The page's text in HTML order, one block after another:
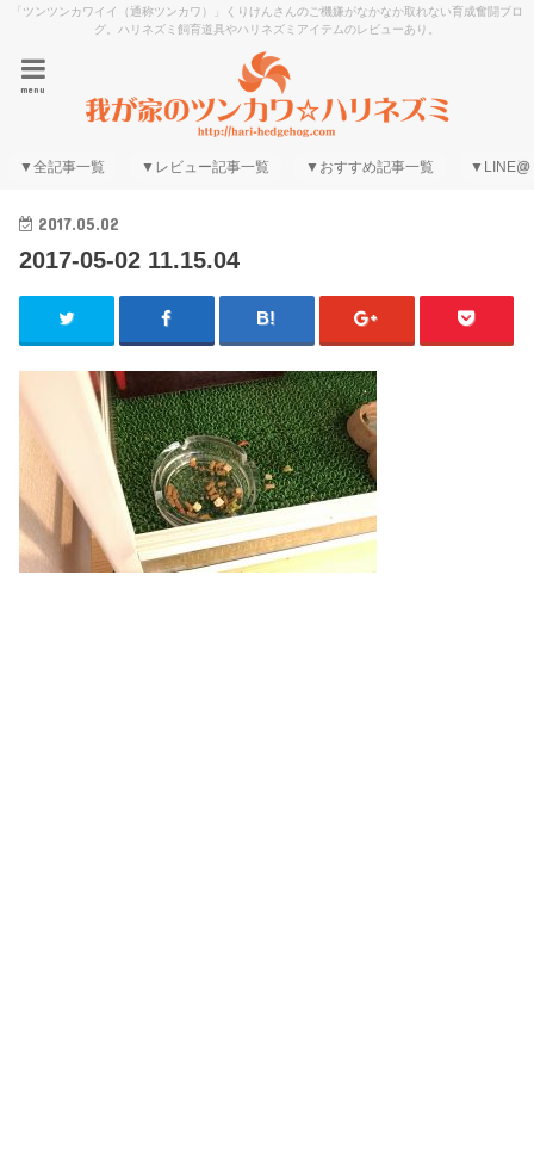
「ツンツンカワイイ（通称ツンカワ）」くりけんさんのご機嫌がなかなか取れない育成奮闘ブロ
グ。ハリネズミ飼育道具やハリネズミアイテムのレビューあり。
menu
▼全記事一覧 ▼レビュー記事一覧 ▼おすすめ記事一覧 ▼LINE@
2017.05.02
2017-05-02 11.15.04